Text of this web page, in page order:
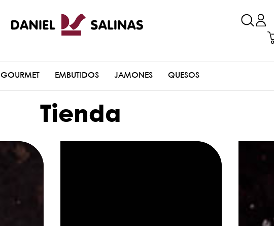
GOURMET EMBUTIDOS JAMONES QUESOS
Tienda